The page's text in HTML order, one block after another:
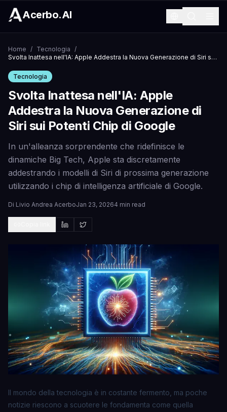
Acerbo.AI
Home / Tecnologia /
Svolta Inattesa nell'IA: Apple Addestra la Nuova Generazione di Siri sui Potenti Chip di Google
Tecnologia
Svolta Inattesa nell'IA: Apple
Addestra la Nuova Generazione di
Siri sui Potenti Chip di Google
In un'alleanza sorprendente che ridefinisce le
dinamiche Big Tech, Apple sta discretamente
addestrando i modelli di Siri di prossima generazione
utilizzando i chip di intelligenza artificiale di Google.
Di Livio Andrea AcerboJan 23, 20264 min read
Il mondo della tecnologia è in costante fermento, ma poche
notizie riescono a scuotere le fondamenta come quella